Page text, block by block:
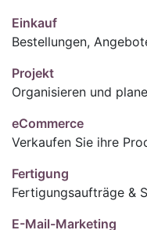
Einkauf
Bestellungen,
Projekt
Organisieren und
eCommerce
Verkaufen Sie ihre
Fertigung
Fertigungsaufträge &
E-Mail-Marketing